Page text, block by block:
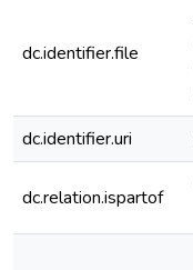
dc.identifier.file
dc.identifier.uri
dc.relation.ispartof